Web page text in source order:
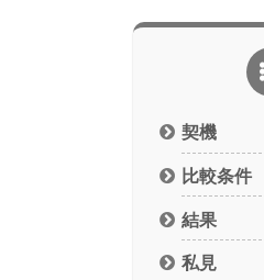
契機
比較条件
結果
私見